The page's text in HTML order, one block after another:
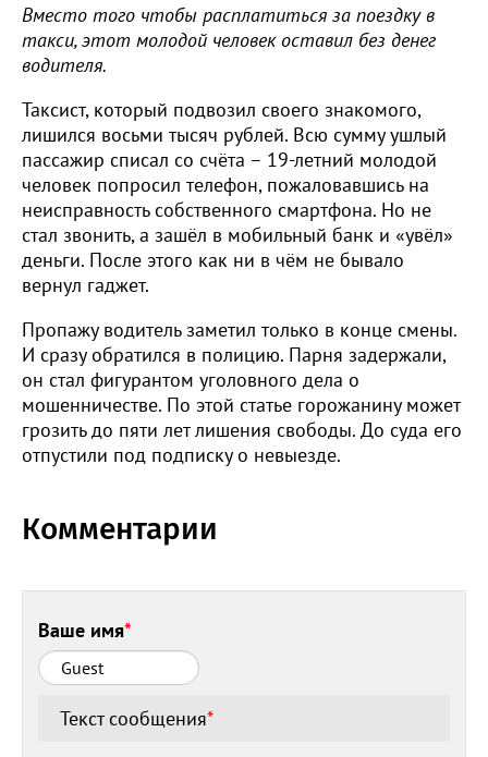
Вместо того чтобы расплатиться за поездку в
такси, этот молодой человек оставил без денег
водителя.
Таксист, который подвозил своего знакомого,
лишился восьми тысяч рублей. Всю сумму ушлый
пассажир списал со счёта – 19-летний молодой
человек попросил телефон, пожаловавшись на
неисправность собственного смартфона. Но не
стал звонить, а зашёл в мобильный банк и «увёл»
деньги. После этого как ни в чём не бывало
вернул гаджет.
Пропажу водитель заметил только в конце смены.
И сразу обратился в полицию. Парня задержали,
он стал фигурантом уголовного дела о
мошенничестве. По этой статье горожанину может
грозить до пяти лет лишения свободы. До суда его
отпустили под подписку о невыезде.
Комментарии
Ваше имя*
Текст сообщения*